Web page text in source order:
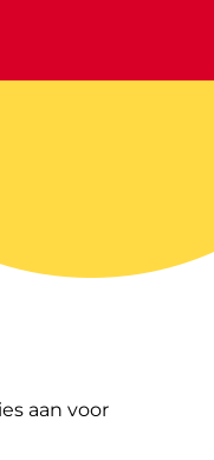
aan voor